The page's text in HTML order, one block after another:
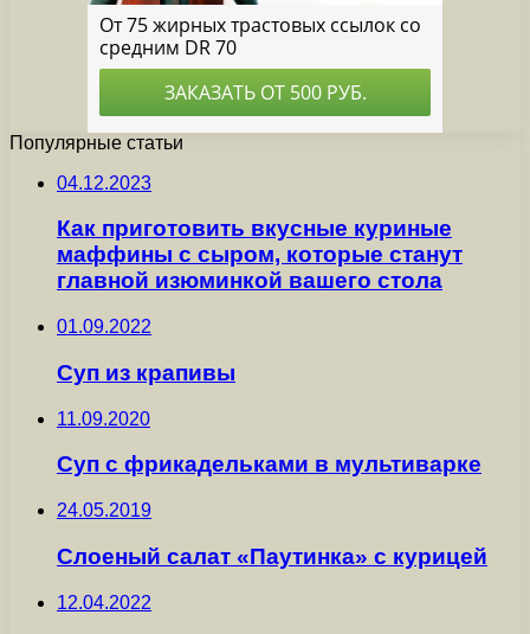
Популярные статьи
04.12.2023
Как приготовить вкусные куриные
маффины с сыром, которые станут
главной изюминкой вашего стола
01.09.2022
Суп из крапивы
11.09.2020
Суп с фрикадельками в мультиварке
24.05.2019
Слоеный салат «Паутинка» с курицей
12.04.2022